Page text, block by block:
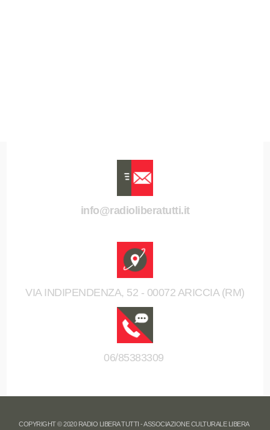
info@radioliberatutti.it
VIA INDIPENDENZA, 52 - 00072 ARICCIA (RM)
06/85383309
COPYRIGHT © 2020 RADIO LIBERA TUTTI - ASSOCIAZIONE CULTURALE LIBERA